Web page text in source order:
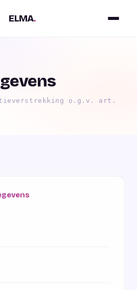
ELMA.
o.g.v. art.